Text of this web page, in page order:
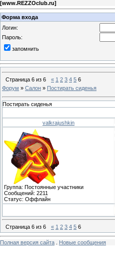
[www.REZZOclub.ru]
Форма входа
Логин:
Пароль:
запомнить
Страница 6 из 6 « 1 2 3 4 5 6
Форум » Салон » Постирать сиденья
Постирать сиденья
valkrajushkin
Группа: Постоянные участники
Сообщений: 2211
Статус: Оффлайн
Страница 6 из 6 « 1 2 3 4 5 6
Полная версия сайта Новые сообщения